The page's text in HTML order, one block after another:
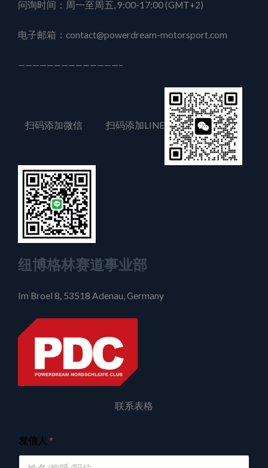
问询时间：周一至周五, 9:00-17:00 (GMT+2)
电子邮箱：contact@powerdream-motorsport.com
——————————————–
扫码添加微信 扫码添加LINE
纽博格林赛道事业部
Im Broel 8, 53518 Adenau, Germany
联系表格
发信人 *